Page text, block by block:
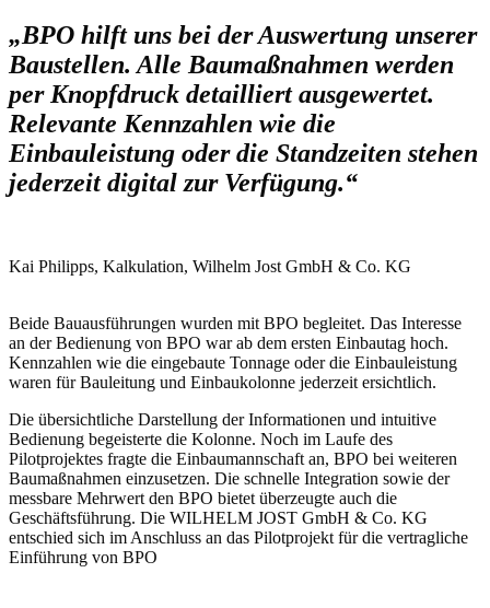
„BPO hilft uns bei der Auswertung unserer
Baustellen. Alle Baumaßnahmen werden
per Knopfdruck detailliert ausgewertet.
Relevante Kennzahlen wie die
Einbauleistung oder die Standzeiten stehen
jederzeit digital zur Verfügung.“
Kai Philipps, Kalkulation, Wilhelm Jost GmbH & Co. KG
Beide Bauausführungen wurden mit BPO begleitet. Das Interesse
an der Bedienung von BPO war ab dem ersten Einbautag hoch.
Kennzahlen wie die eingebaute Tonnage oder die Einbauleistung
waren für Bauleitung und Einbaukolonne jederzeit ersichtlich.
Die übersichtliche Darstellung der Informationen und intuitive
Bedienung begeisterte die Kolonne. Noch im Laufe des
Pilotprojektes fragte die Einbaumannschaft an, BPO bei weiteren
Baumaßnahmen einzusetzen. Die schnelle Integration sowie der
messbare Mehrwert den BPO bietet überzeugte auch die
Geschäftsführung. Die WILHELM JOST GmbH & Co. KG
entschied sich im Anschluss an das Pilotprojekt für die vertragliche
Einführung von BPO